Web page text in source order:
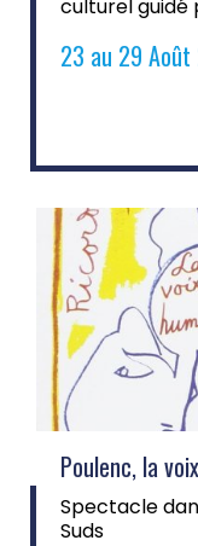
culturel guidé
23 au 29 Août
Poulenc, la
Spectacle
Suds